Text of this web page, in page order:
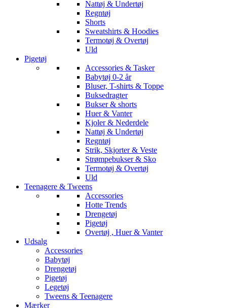
Nattøj & Undertøj
Regntøj
Shorts
Sweatshirts & Hoodies
Termotøj & Overtøj
Uld
Pigetøj
Accessories & Tasker
Babytøj 0-2 år
Bluser, T-shirts & Toppe
Buksedragter
Bukser & shorts
Huer & Vanter
Kjoler & Nederdele
Nattøj & Undertøj
Regntøj
Strik, Skjorter & Veste
Strømpebukser & Sko
Termotøj & Overtøj
Uld
Teenagere & Tweens
Accessories
Hotte Trends
Drengetøj
Pigetøj
Overtøj , Huer & Vanter
Udsalg
Accessories
Babytøj
Drengetøj
Pigetøj
Legetøj
Tweens & Teenagere
Mærker